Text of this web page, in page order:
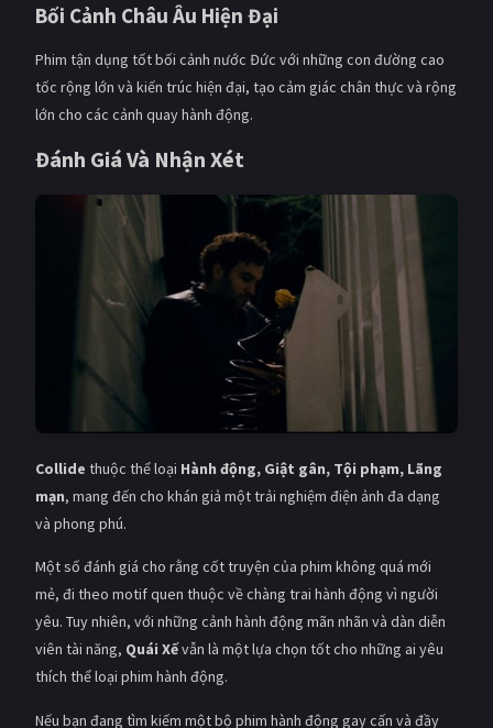
Bối Cảnh Châu Âu Hiện Đại
Phim tận dụng tốt bối cảnh nước Đức với những con đường cao
tốc rộng lớn và kiến trúc hiện đại, tạo cảm giác chân thực và rộng
lớn cho các cảnh quay hành động.
Đánh Giá Và Nhận Xét
Collide thuộc thể loại Hành động, Giật gân, Tội phạm, Lãng
mạn, mang đến cho khán giả một trải nghiệm điện ảnh đa dạng
và phong phú.
Một số đánh giá cho rằng cốt truyện của phim không quá mới
mẻ, đi theo motif quen thuộc về chàng trai hành động vì người
yêu. Tuy nhiên, với những cảnh hành động mãn nhãn và dàn diễn
viên tài năng, Quái Xếvẫn là một lựa chọn tốt cho những ai yêu
thích thể loại phim hành động.
Nếu bạn đang tìm kiếm một bộ phim hành động gay cấn và đầy